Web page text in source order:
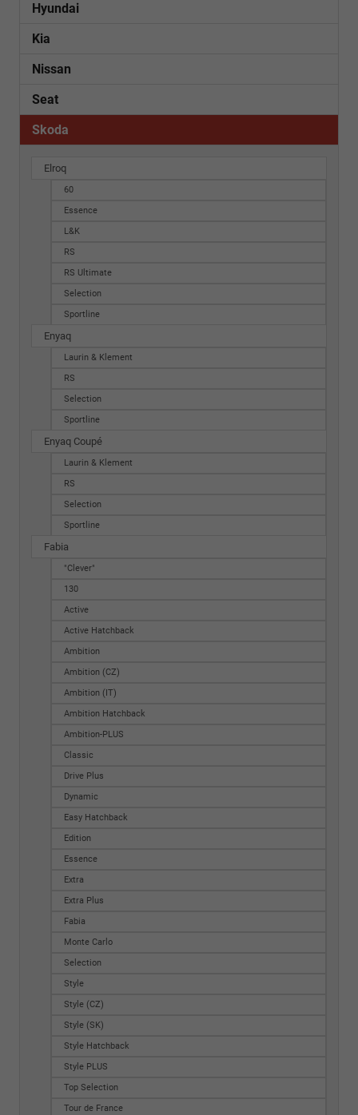
Hyundai
Kia
Nissan
Seat
Skoda
Elroq
60
Essence
L&K
RS
RS Ultimate
Selection
Sportline
Enyaq
Laurin & Klement
RS
Selection
Sportline
Enyaq Coupé
Laurin & Klement
RS
Selection
Sportline
Fabia
"Clever"
130
Active
Active Hatchback
Ambition
Ambition (CZ)
Ambition (IT)
Ambition Hatchback
Ambition-PLUS
Classic
Drive Plus
Dynamic
Easy Hatchback
Edition
Essence
Extra
Extra Plus
Fabia
Monte Carlo
Selection
Style
Style (CZ)
Style (SK)
Style Hatchback
Style PLUS
Top Selection
Tour de France